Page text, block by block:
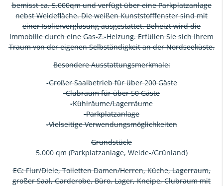
bemisst ca. 5.000qm und verfügt über eine Parkplatzanlage
nebst Weidefläche. Die weißen Kunststofffenster sind mit
einer Isolierverglasung ausgestattet. Beheizt wird die
Immobilie durch eine Gas-Z.-Heizung. Erfüllen Sie sich Ihrem
Traum von der eigenen Selbständigkeit an der Nordseeküste.
Besondere Ausstattungsmerkmale:
-Großer Saalbetrieb für über 200 Gäste
-Clubraum für über 50 Gäste
-Kühlräume/Lagerräume
-Parkplatzanlage
-Vielseitige Verwendungsmöglichkeiten
Grundstück:
5.000 qm (Parkplatzanlage, Weide-/Grünland)
EG: Flur/Diele, Toiletten Damen/Herren, Küche, Lagerraum,
großer Saal, Garderobe, Büro, Lager, Kneipe, Clubraum mit